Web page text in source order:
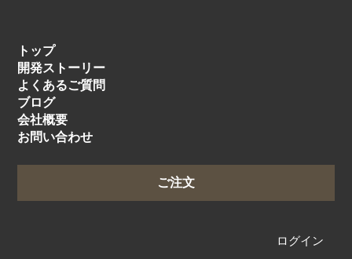
ログイン
トップ
開発ストーリー
よくあるご質問
ブログ
会社概要
お問い合わせ
ご注文